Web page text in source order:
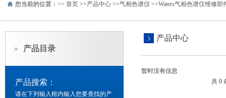
您当前的位置：>> 首页 >>产品中心 >>气相色谱仪 >>Waters气相色谱仪维修部
产品目录
产品搜索：
请在下列输入框内输入您要查找的产
产品中心
暂时没有信息
共 0